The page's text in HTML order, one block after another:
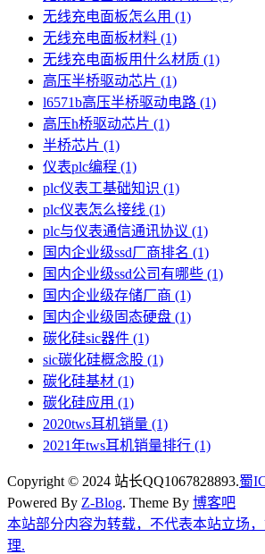
无线充电面板怎么用 (1)
无线充电面板材料 (1)
无线充电面板用什么材质 (1)
高压半桥驱动芯片 (1)
l6571b高压半桥驱动电路 (1)
高压h桥驱动芯片 (1)
半桥芯片 (1)
仪表plc编程 (1)
plc仪表工基础知识 (1)
plc仪表怎么接线 (1)
plc与仪表通信通讯协议 (1)
国内企业级ssd厂商排名 (1)
国内企业级ssd公司有哪些 (1)
国内企业级存储厂商 (1)
国内企业级固态硬盘 (1)
碳化硅sic器件 (1)
sic碳化硅概念股 (1)
碳化硅基材 (1)
碳化硅应用 (1)
2020tws耳机销量 (1)
2021年tws耳机销量排行 (1)
Copyright © 2024 站长QQ1067828893.蜀
Powered By Z-Blog. Theme By 博客吧
本站部分内容为转载，不代表本站立场
理.